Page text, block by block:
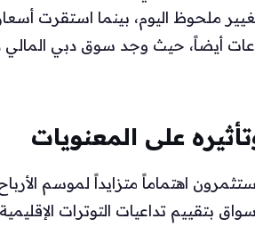
ملحوظ اليوم، بينما استقرت
أيضاً، حيث وجد سوق دبي
على المعنويات
اهتماماً متزايداً لموسم
بتقييم تداعيات التوترات